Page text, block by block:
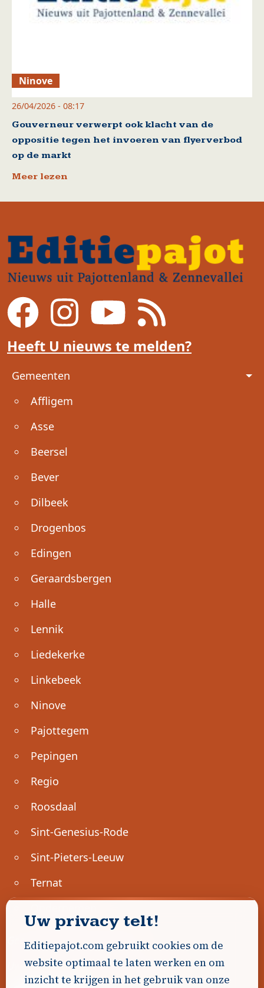
Ninove
26/04/2026 - 08:17
Gouverneur verwerpt ook klacht van de
oppositie tegen het invoeren van flyerverbod
op de markt
Meer lezen
Heeft U nieuws te melden?
Voet
Gemeenten
Affligem
Asse
Beersel
Bever
Dilbeek
Drogenbos
Edingen
Geraardsbergen
Halle
Lennik
Liedekerke
Linkebeek
Ninove
Pajottegem
Pepingen
Regio
Roosdaal
Sint-Genesius-Rode
Sint-Pieters-Leeuw
Ternat
Geen advertenties gevonden.
Uw advertentie hier? Contacteer ons!
Uw privacy telt!
Editiepajot.com gebruikt cookies om de
website optimaal te laten werken en om
inzicht te krijgen in het gebruik van onze